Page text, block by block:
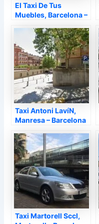
El Taxi De Tus
Muebles, Barcelona –
Taxi Antoni LavíN,
Manresa – Barcelona
Taxi Martorell Sccl,